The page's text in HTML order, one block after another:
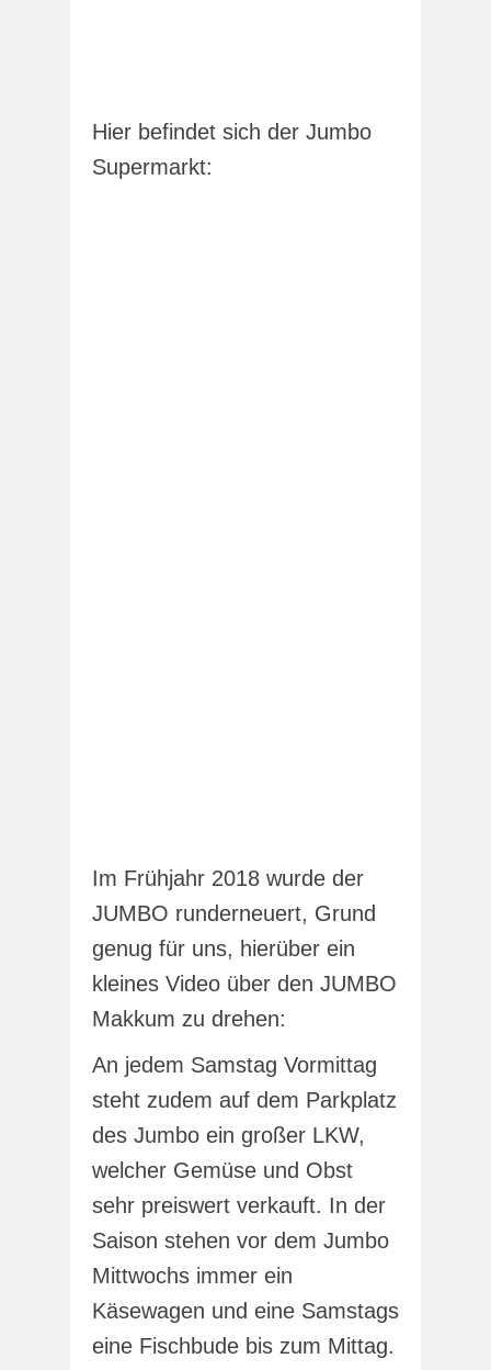
Hier befindet sich der Jumbo
Supermarkt:
Im Frühjahr 2018 wurde der
JUMBO runderneuert, Grund
genug für uns, hierüber ein
kleines Video über den JUMBO
Makkum zu drehen:
An jedem Samstag Vormittag
steht zudem auf dem Parkplatz
des Jumbo ein großer LKW,
welcher Gemüse und Obst
sehr preiswert verkauft. In der
Saison stehen vor dem Jumbo
Mittwochs immer ein
Käsewagen und eine Samstags
eine Fischbude bis zum Mittag.